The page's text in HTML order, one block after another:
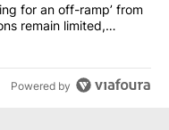
is ‘looking for an
for an off-ramp’ from
remain limited,
Powered by